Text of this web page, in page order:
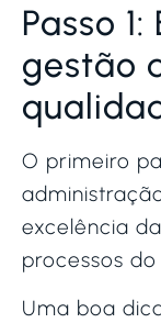
Passo
gestão
O primeiro
excelência
processos
Uma boa